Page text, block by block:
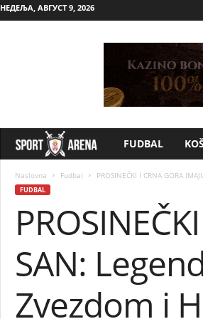
НЕДЕЉА, АВГУСТ 9, 2026
p
r
t
A
FUDBAL
Naslovna Fudbal PROSINEČKI I CRNA GORA
FUDBAL
SAN:
Zvezdom i